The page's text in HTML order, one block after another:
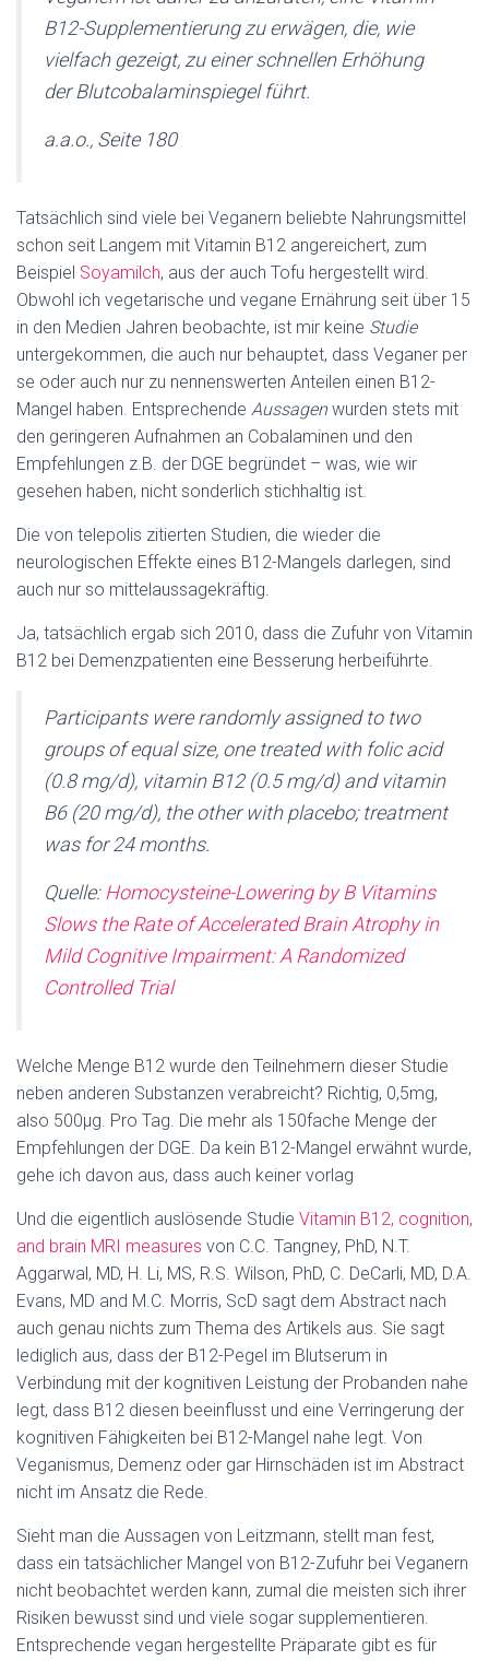
B12-Supplementierung zu erwägen, die, wie
vielfach gezeigt, zu einer schnellen Erhöhung
der Blutcobalaminspiegel führt.
a.a.o., Seite 180
Tatsächlich sind viele bei Veganern beliebte Nahrungsmittel
schon seit Langem mit Vitamin B12 angereichert, zum
Beispiel Soyamilch, aus der auch Tofu hergestellt wird.
Obwohl ich vegetarische und vegane Ernährung seit über 15
in den Medien Jahren beobachte, ist mir keine Studie
untergekommen, die auch nur behauptet, dass Veganer per
se oder auch nur zu nennenswerten Anteilen einen B12-
Mangel haben. Entsprechende Aussagenwurden stets mit
den geringeren Aufnahmen an Cobalaminen und den
Empfehlungen z.B. der DGE begründet – was, wie wir
gesehen haben, nicht sonderlich stichhaltig ist.
Die von telepolis zitierten Studien, die wieder die
neurologischen Effekte eines B12-Mangels darlegen, sind
auch nur so mittelaussagekräftig.
Ja, tatsächlich ergab sich 2010, dass die Zufuhr von Vitamin
B12 bei Demenzpatienten eine Besserung herbeiführte.
Participants were randomly assigned to two
groups of equal size, one treated with folic acid
(0.8 mg/d), vitamin B12 (0.5 mg/d) and vitamin
B6 (20 mg/d), the other with placebo; treatment
was for 24 months.
Quelle: Homocysteine-Lowering by B Vitamins
Slows the Rate of Accelerated Brain Atrophy in
Mild Cognitive Impairment: A Randomized
Controlled Trial
Welche Menge B12 wurde den Teilnehmern dieser Studie
neben anderen Substanzen verabreicht? Richtig, 0,5mg,
also 500µg. Pro Tag. Die mehr als 150fache Menge der
Empfehlungen der DGE. Da kein B12-Mangel erwähnt wurde,
gehe ich davon aus, dass auch keiner vorlag
Und die eigentlich auslösende Studie Vitamin B12, cognition,
and brain MRI measures von C.C. Tangney, PhD, N.T.
Aggarwal, MD, H. Li, MS, R.S. Wilson, PhD, C. DeCarli, MD, D.A.
Evans, MD and M.C. Morris, ScD sagt dem Abstract nach
auch genau nichts zum Thema des Artikels aus. Sie sagt
lediglich aus, dass der B12-Pegel im Blutserum in
Verbindung mit der kognitiven Leistung der Probanden nahe
legt, dass B12 diesen beeinflusst und eine Verringerung der
kognitiven Fähigkeiten bei B12-Mangel nahe legt. Von
Veganismus, Demenz oder gar Hirnschäden ist im Abstract
nicht im Ansatz die Rede.
Sieht man die Aussagen von Leitzmann, stellt man fest,
dass ein tatsächlicher Mangel von B12-Zufuhr bei Veganern
nicht beobachtet werden kann, zumal die meisten sich ihrer
Risiken bewusst sind und viele sogar supplementieren.
Entsprechende vegan hergestellte Präparate gibt es für